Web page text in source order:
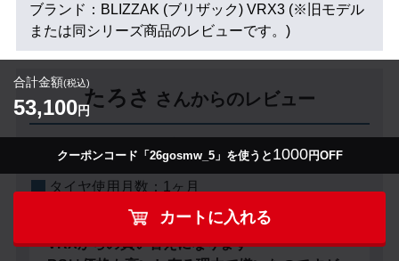
合計金額(税込)
53,100円
クーポンコード「26gosmw_5」を使うと 1000円OFF
カートに入れる
ブランド：BLIZZAK (ブリザック) VRX3 (※旧モデル
または同シリーズ商品のレビューです。)
たろさ さんからのレビュー
車種： ダイハツミラトコット
タイヤ使用月数： 1ヶ月
VRXからの買い替えになります